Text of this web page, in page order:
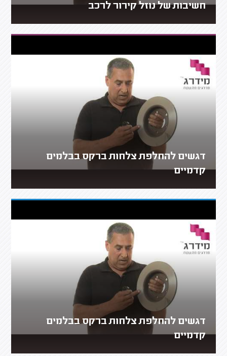
חשיבות של נוזל קירור לרכב
דגשים להחלפת צלחות ברקס בבלמים
קדמיים
דגשים להחלפת צלחות ברקס בבלמים
קדמיים